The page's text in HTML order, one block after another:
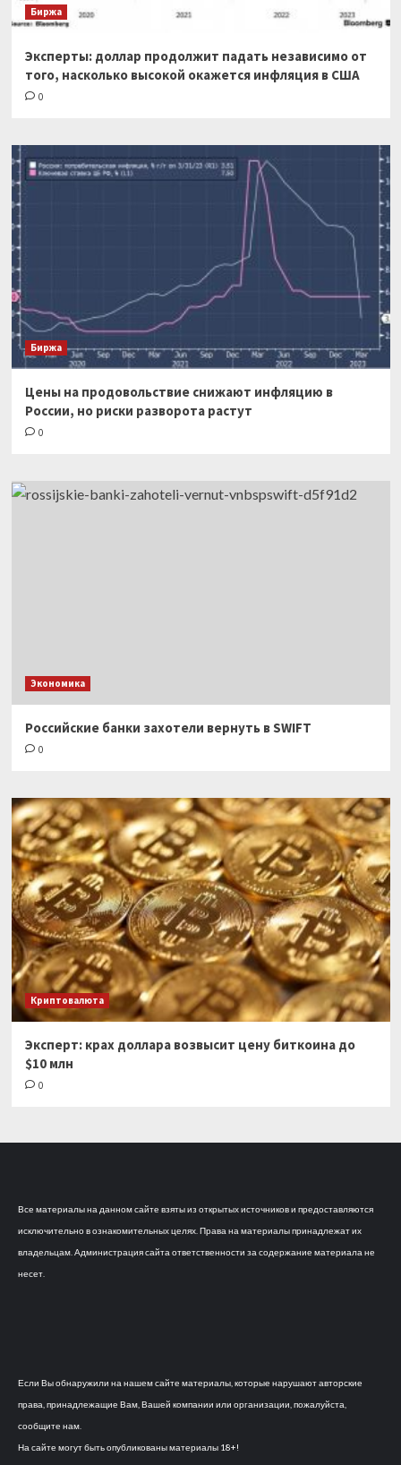
Биржа
Эксперты: доллар продолжит падать независимо от
того, насколько высокой окажется инфляция в США
0
Биржа
Цены на продовольствие снижают инфляцию в
России, но риски разворота растут
0
Экономика
Российские банки захотели вернуть в SWIFT
0
Криптовалюта
Эксперт: крах доллара возвысит цену биткоина до
$10 млн
0
Все материалы на данном сайте взяты из открытых источников и предоставляются
исключительно в ознакомительных целях. Права на материалы принадлежат их
владельцам. Администрация сайта ответственности за содержание материала не
несет.
Если Вы обнаружили на нашем сайте материалы, которые нарушают авторские
права, принадлежащие Вам, Вашей компании или организации, пожалуйста,
сообщите нам.
На сайте могут быть опубликованы материалы 18+!